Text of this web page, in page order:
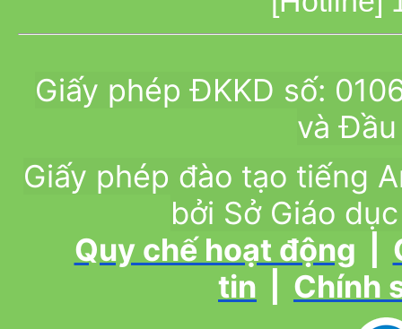
Giấy phép ĐKKD số:
và
Giấy phép đào tạo tiếng
bởi Sở Giáo
Quy chế hoạt động
tin
Chính